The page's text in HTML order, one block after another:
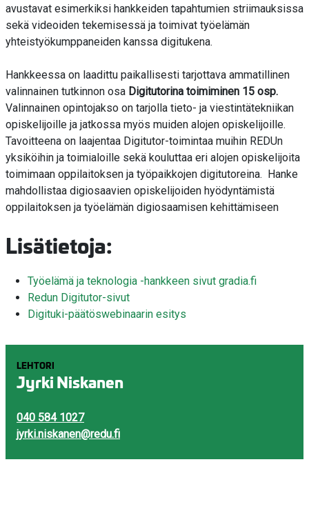
avustavat esimerkiksi hankkeiden tapahtumien striimauksissa
sekä videoiden tekemisessä ja toimivat työelämän
yhteistyökumppaneiden kanssa digitukena.
Hankkeessa on laadittu paikallisesti tarjottava ammatillinen
valinnainen tutkinnon osa Digitutorina toimiminen 15 osp.
Valinnainen opintojakso on tarjolla tieto- ja viestintätekniikan
opiskelijoille ja jatkossa myös muiden alojen opiskelijoille.
Tavoitteena on laajentaa Digitutor-toimintaa muihin REDUn
yksiköihin ja toimialoille sekä kouluttaa eri alojen opiskelijoita
toimimaan oppilaitoksen ja työpaikkojen digitutoreina. Hanke
mahdollistaa digiosaavien opiskelijoiden hyödyntämistä
oppilaitoksen ja työelämän digiosaamisen kehittämiseen
Lisätietoja:
Työelämä ja teknologia -hankkeen sivut gradia.fi
Redun Digitutor-sivut
Digituki-päätöswebinaarin esitys
LEHTORI
Jyrki Niskanen
040 584 1027
jyrki.niskanen@redu.fi